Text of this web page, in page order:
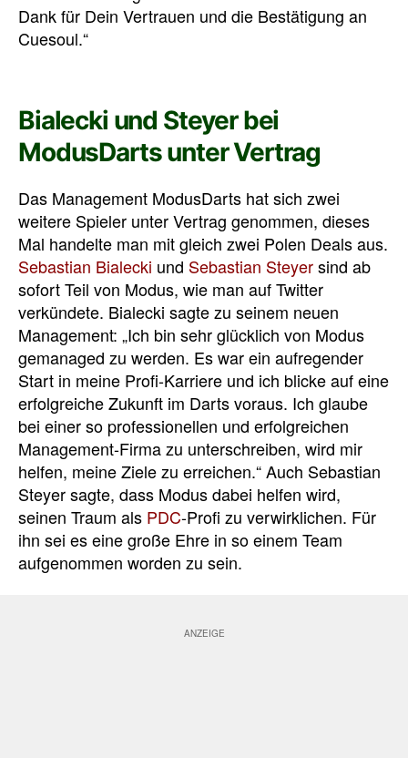
Dank für Dein Vertrauen und die Bestätigung an
Cuesoul.“
Bialecki und Steyer bei
ModusDarts unter Vertrag
Das Management ModusDarts hat sich zwei
weitere Spieler unter Vertrag genommen, dieses
Mal handelte man mit gleich zwei Polen Deals aus.
Sebastian Bialecki und Sebastian Steyersind ab
sofort Teil von Modus, wie man auf Twitter
verkündete. Bialecki sagte zu seinem neuen
Management: „Ich bin sehr glücklich von Modus
gemanaged zu werden. Es war ein aufregender
Start in meine Profi-Karriere und ich blicke auf eine
erfolgreiche Zukunft im Darts voraus. Ich glaube
bei einer so professionellen und erfolgreichen
Management-Firma zu unterschreiben, wird mir
helfen, meine Ziele zu erreichen.“ Auch Sebastian
Steyer sagte, dass Modus dabei helfen wird,
seinen Traum als PDC-Profi zu verwirklichen. Für
ihn sei es eine große Ehre in so einem Team
aufgenommen worden zu sein.